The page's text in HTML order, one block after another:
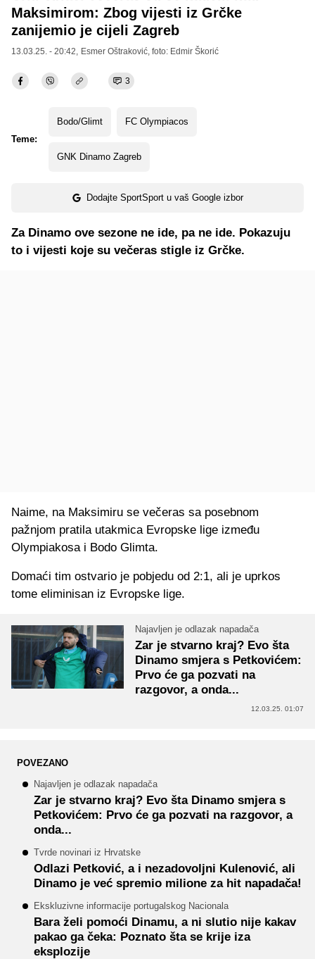
Maksimirom: Zbog vijesti iz Grčke
zanijemio je cijeli Zagreb
13.03.25. - 20:42, Esmer Oštraković , foto: Edmir Škorić
3
Teme:
Bodo/Glimt FC Olympiacos
GNK Dinamo Zagreb
Dodajte SportSport u vaš Google izbor
Za Dinamo ove sezone ne ide, pa ne ide. Pokazuju
to i vijesti koje su večeras stigle iz Grčke.
Naime, na Maksimiru se večeras sa posebnom
pažnjom pratila utakmica Evropske lige između
Olympiakosa i Bodo Glimta.
Domaći tim ostvario je pobjedu od 2:1, ali je uprkos
tome eliminisan iz Evropske lige.
Najavljen je odlazak napadača
Zar je stvarno kraj? Evo šta
Dinamo smjera s Petkovićem:
Prvo će ga pozvati na
razgovor, a onda...
12.03.25. 01:07
POVEZANO
Najavljen je odlazak napadača
Zar je stvarno kraj? Evo šta Dinamo smjera s
Petkovićem: Prvo će ga pozvati na razgovor, a
onda...
Tvrde novinari iz Hrvatske
Odlazi Petković, a i nezadovoljni Kulenović, ali
Dinamo je već spremio milione za hit napadača!
Ekskluzivne informacije portugalskog Nacionala
Bara želi pomoći Dinamu, a ni slutio nije kakav
pakao ga čeka: Poznato šta se krije iza
eksplozije